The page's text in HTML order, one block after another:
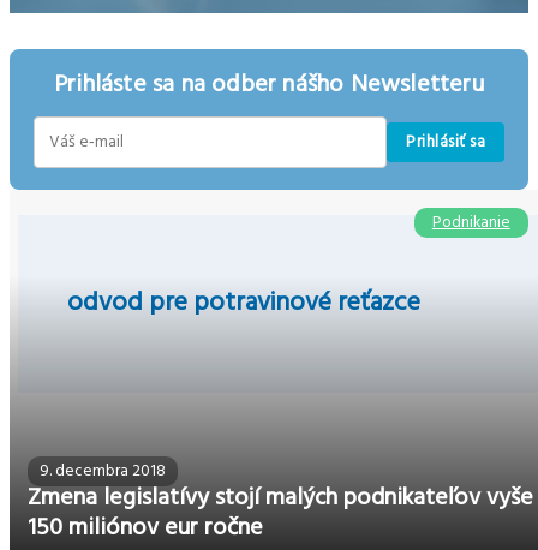
Prihláste sa na odber nášho Newsletteru
Prihlásiť sa
odvod pre potravinové reťazce
9. decembra 2018
Zmena legislatívy stojí malých podnikateľov vyše
150 miliónov eur ročne
Podnikanie